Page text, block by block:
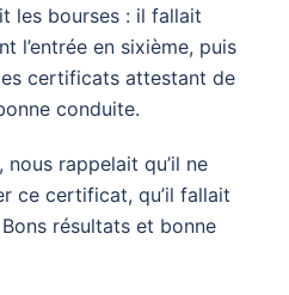
les bourses : il fallait
l’entrée en sixième, puis
certificats attestant de
conduite.
nous rappelait qu’il ne
ce certificat, qu’il fallait
résultats et bonne